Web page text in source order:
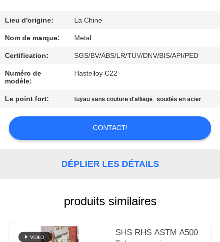
DE
QUALITÉ
CONTACTEZ-
NOUS
DES
NOUVELLES
SITE
Lieu d'origine: La Chine
Nom de marque: Metal
Certification: SGS/BV/ABS/LR/TUV/DNV/BIS/API/PED
Numéro de
modèle:
Hastelloy C22
Le point fort: tuyau sans couture d'alliage,soudés en acier
CONTACT!
DÉPLIER LES DÉTAILS
produits similaires
SHS RHS ASTM A500